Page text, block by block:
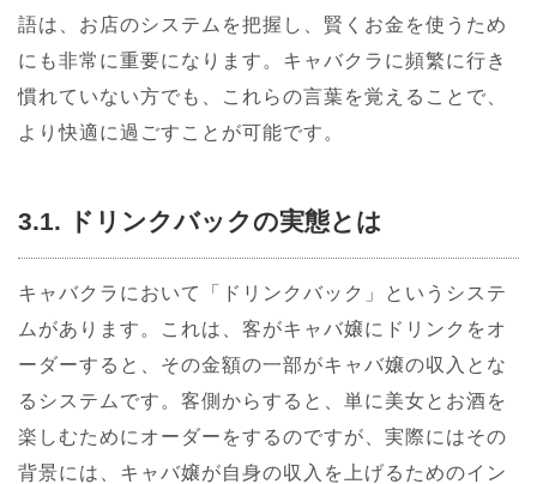
語は、お店のシステムを把握し、賢くお金を使うため
にも非常に重要になります。キャバクラに頻繁に行き
慣れていない方でも、これらの言葉を覚えることで、
より快適に過ごすことが可能です。
3.1. ドリンクバックの実態とは
キャバクラにおいて「ドリンクバック」というシステ
ムがあります。これは、客がキャバ嬢にドリンクをオ
ーダーすると、その金額の一部がキャバ嬢の収入とな
るシステムです。客側からすると、単に美女とお酒を
楽しむためにオーダーをするのですが、実際にはその
背景には、キャバ嬢が自身の収入を上げるためのイン